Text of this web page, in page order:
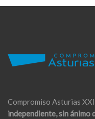
Compromiso Asturias XXI
independiente, sin ánimo